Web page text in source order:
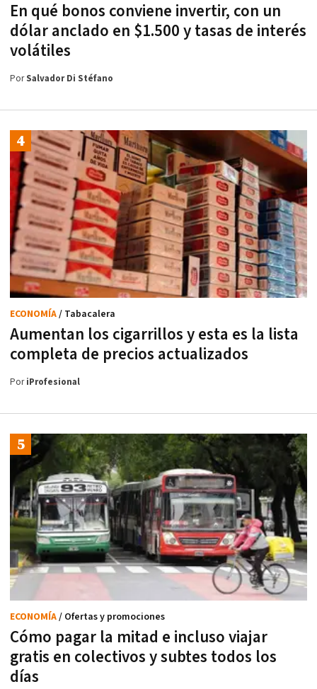
En qué bonos conviene invertir, con un
dólar anclado en $1.500 y tasas de interés
volátiles
PorSalvador Di Stéfano
Aumentan los cigarrillos y esta es la lista
completa de precios actualizados
ECONOMÍA/ Tabacalera
PoriProfesional
Cómo pagar la mitad e incluso viajar
gratis en colectivos y subtes todos los
días
ECONOMÍA/ Ofertas y promociones